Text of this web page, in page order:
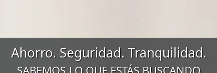
Ahorro. Seguridad. Tranquilidad.